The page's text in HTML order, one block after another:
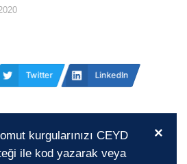
Twitter LinkedIn
×
kurgularınızı CEYD
ile kod yazarak veya